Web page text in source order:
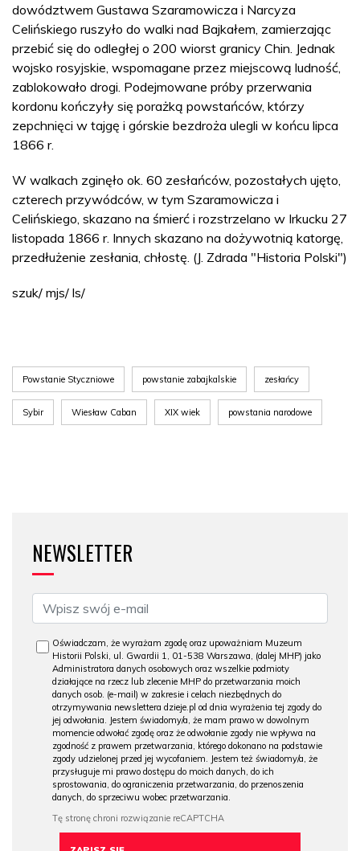
dowództwem Gustawa Szaramowicza i Narcyza
Celińskiego ruszyło do walki nad Bajkałem, zamierzając
przebić się do odległej o 200 wiorst granicy Chin. Jednak
wojsko rosyjskie, wspomagane przez miejscową ludność,
zablokowało drogi. Podejmowane próby przerwania
kordonu kończyły się porażką powstańców, którzy
zepchnięci w tajgę i górskie bezdroża ulegli w końcu lipca
1866 r.
W walkach zginęło ok. 60 zesłańców, pozostałych ujęto,
czterech przywódców, w tym Szaramowicza i
Celińskiego, skazano na śmierć i rozstrzelano w Irkucku 27
listopada 1866 r. Innych skazano na dożywotnią katorgę,
przedłużenie zesłania, chłostę. (J. Zdrada "Historia Polski")
szuk/ mjs/ ls/
Powstanie Styczniowe powstanie zabajkalskie zesłańcy
Sybir Wiesław Caban XIX wiek powstania narodowe
NEWSLETTER
Oświadczam, że wyrażam zgodę oraz upoważniam Muzeum
Historii Polski, ul. Gwardii 1, 01-538 Warszawa, (dalej MHP) jako
Administratora danych osobowych oraz wszelkie podmioty
działające na rzecz lub zlecenie MHP do przetwarzania moich
danych osob. (e-mail) w zakresie i celach niezbędnych do
otrzymywania newslettera dzieje.pl od dnia wyrażenia tej zgody do
jej odwołania. Jestem świadomy/a, że mam prawo w dowolnym
momencie odwołać zgodę oraz że odwołanie zgody nie wpływa na
zgodność z prawem przetwarzania, którego dokonano na podstawie
zgody udzielonej przed jej wycofaniem. Jestem też świadomy/a, że
przysługuje mi prawo dostępu do moich danych, do ich
sprostowania, do ograniczenia przetwarzania, do przenoszenia
danych, do sprzeciwu wobec przetwarzania.